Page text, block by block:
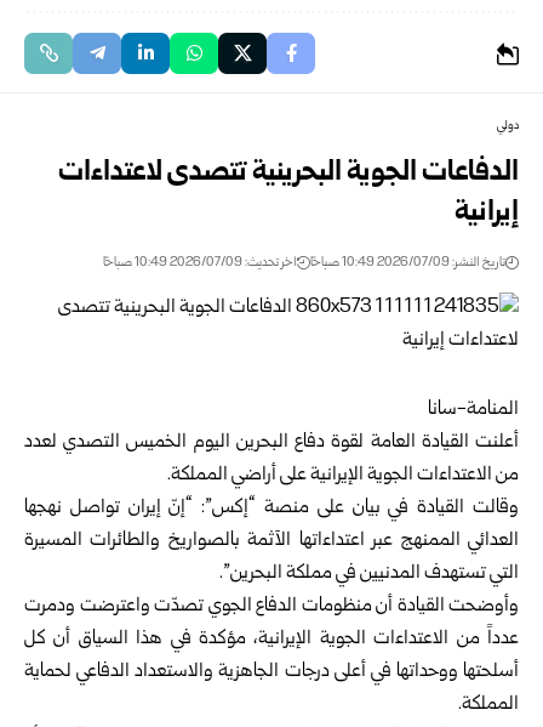
دولي
الدفاعات الجوية البحرينية تتصدى لاعتداءات
إيرانية
تاريخ النشر: 2026/07/09 10:49 صباحًا اخر تحديث: 2026/07/09 10:49 صباحًا
المنامة-سانا
أعلنت القيادة العامة لقوة دفاع البحرين اليوم الخميس التصدي لعدد
من الاعتداءات الجوية الإيرانية على أراضي المملكة.
وقالت القيادة في بيان على منصة “إكس”: “إنّ إيران تواصل نهجها
العدائي الممنهج عبر اعتداءاتها الآثمة بالصواريخ والطائرات المسيرة
التي تستهدف المدنيين في مملكة البحرين”.
وأوضحت القيادة أن منظومات الدفاع الجوي تصدّت واعترضت ودمرت
عدداً من الاعتداءات الجوية الإيرانية، مؤكدة في هذا السياق أن كل
أسلحتها ووحداتها في أعلى درجات الجاهزية والاستعداد الدفاعي لحماية
المملكة.